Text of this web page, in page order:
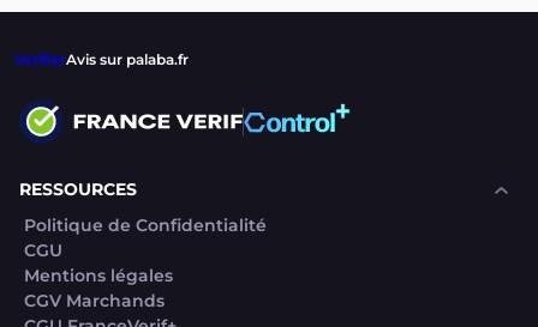
VerifierAvis sur palaba.fr
RESSOURCES
Politique de Confidentialité
CGU
Mentions légales
CGV Marchands